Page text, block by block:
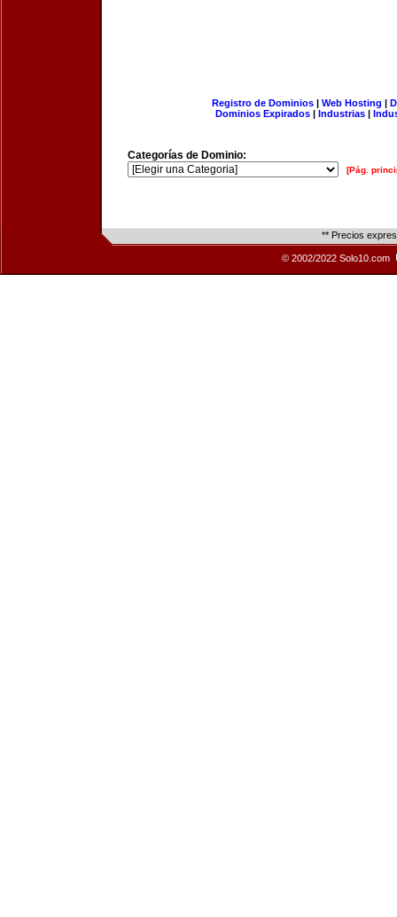
Registro de Dominios| Web Hosting |
Dominios Expirados | Industrias |
Categorías de Dominio:
[Pág.
** Precios
© 2002/2022 Solo10.com